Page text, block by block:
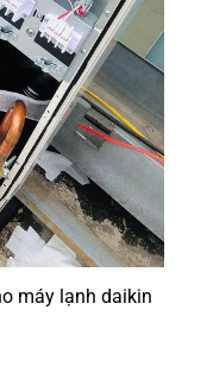
máy lạnh daikin